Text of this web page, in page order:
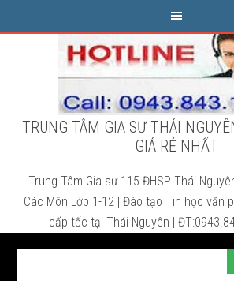
TRUNG TÂM GIA SƯ THÁI
GIÁ RẺ NHẤT
Trung Tâm Gia sư 115 ĐHSP Thái
Các Môn Lớp 1-12 | Đào tạo Tin học văn
cấp tốc tại Thái Nguyên |